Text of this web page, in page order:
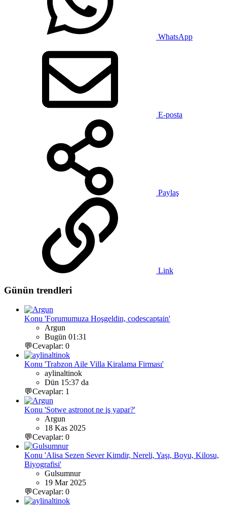
WhatsApp
E-posta
Paylaş
Link
Günün trendleri
Konu 'Forumumuza Hoşgeldin, codescaptain'
Argun
Bugün 01:31
💬Cevaplar: 0
Konu 'Trabzon Aile Villa Kiralama Firması'
aylinaltinok
Dün 15:37 da
💬Cevaplar: 1
Konu 'Sotwe astronot ne iş yapar?'
Argun
18 Kas 2025
💬Cevaplar: 0
Konu 'Alisa Sezen Sever Kimdir, Nereli, Yaşı, Boyu, Kilosu,
Biyografisi'
Gulsumnur
19 Mar 2025
💬Cevaplar: 0